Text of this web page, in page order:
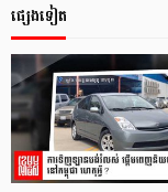
ផ្សេងទៀត